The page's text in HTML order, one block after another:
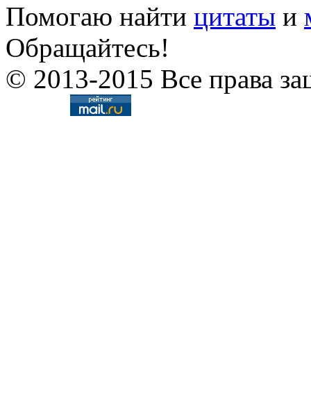
Помогаю найти цитаты и
Обращайтесь!
© 2013-2015 Все права